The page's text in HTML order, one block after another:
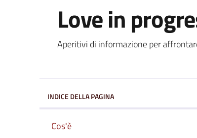
Love in
Aperitivi di informazione per
INDICE DELLA PAGINA
Cos'è